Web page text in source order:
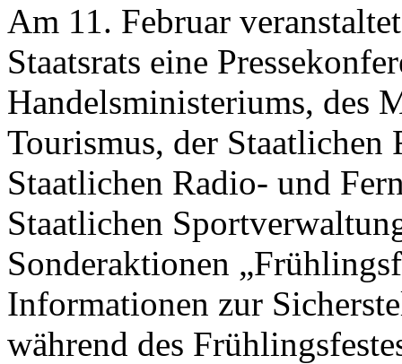
Am 11. Februar
Staatsrats eine
Handelsministeriums, des
Tourismus, der Staatlichen
Staatlichen Radio- und
Staatlichen
Sonderaktionen
Informationen zur
während des